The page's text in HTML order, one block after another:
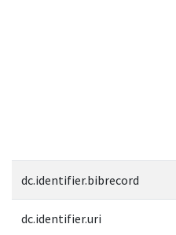
dc.identifier.bibrecord
dc.identifier.uri